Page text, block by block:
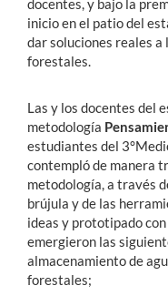
docentes, y bajo la
inicio en el patio del
dar soluciones reales
forestales.
Las y los docentes del
metodología
estudiantes del
contempló de manera
metodología, a través
brújula y de las
ideas y prototipado
emergieron las
almacenamiento de
forestales;